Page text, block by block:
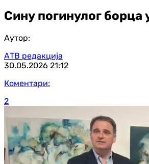
Сину погинулог борца
Аутор:
АТВ редакција
30.05.2026 21:12
Коментари:
2